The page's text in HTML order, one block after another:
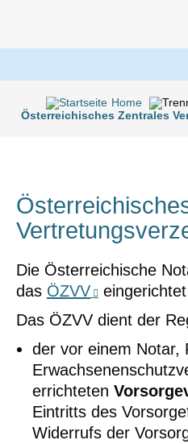
Home
Österreichisches Zentrales
Die Österreichische
das ÖZVV
Das ÖZVV dient der
der vor einem Notar,
errichteten
Eintritts des
Widerrufs der